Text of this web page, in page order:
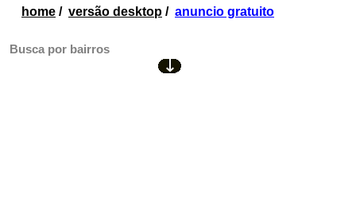
home / versão desktop / anuncio gratuito
Busca por bairros